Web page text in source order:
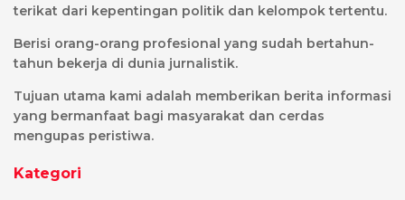
terikat dari kepentingan politik dan kelompok tertentu.
Berisi orang-orang profesional yang sudah bertahun-
tahun bekerja di dunia jurnalistik.
Tujuan utama kami adalah memberikan berita informasi
yang bermanfaat bagi masyarakat dan cerdas
mengupas peristiwa.
Kategori